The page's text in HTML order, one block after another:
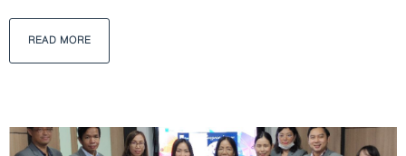
READ MORE